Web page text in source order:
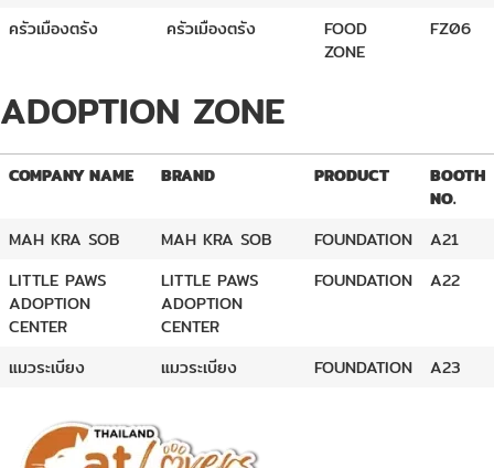
ครัวเมืองตรัง ครัวเมืองตรัง
FOOD
ZONE
FZ06
ADOPTION ZONE
COMPANY NAME BRAND PRODUCT
BOOTH
NO.
MAH KRA SOB
MAH KRA SOB FOUNDATION
A21
LITTLE PAWS
ADOPTION
CENTER
LITTLE PAWS
ADOPTION
CENTER
FOUNDATION A22
แมวระเบียง แมวระเบียง FOUNDATION A23